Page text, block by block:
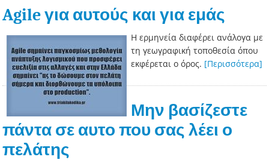
Agile για αυτούς και για εμάς
Η ερμηνεία διαφέρει ανάλογα με
τη γεωγραφική τοποθεσία όπου
εκφέρεται ο όρος. [Περισσότερα]
Μην βασίζεστε
πάντα σε αυτο που σας λέει ο
πελάτης